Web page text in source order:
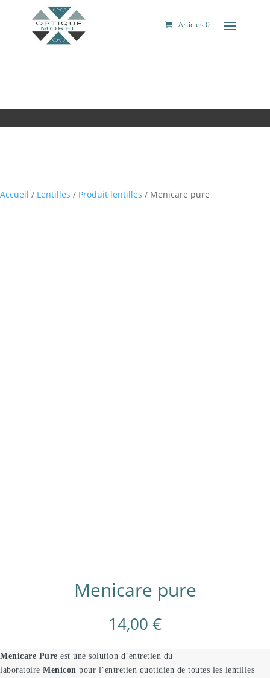
Articles 0
Accueil / Lentilles / Produit lentilles / Menicare pure
Menicare pure
14,00 €
Menicare Pure est une solution d’entretien du
laboratoire Menicon pour l’entretien quotidien de toutes les lentilles